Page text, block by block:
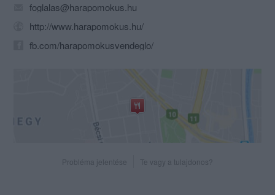
nagyi ebédre Kisangyalom?" És persze
mindig azt készítette el, amit szerettem
volna, és folyton, mindenben a
gondolatomat leste…
Jó pár évvel később, már felnőtt fejjel,
ezek az alkalmak jutottak az eszembe,
amikor megnyitottuk a Harapó Mókus
vendéglőt.
Szerettem volna egy olyan éttermet,
gyermekkoromban, de ugyanazzal a
foglalas@harapomokus.hu
http://www.harapomokus.hu/
fb.com/harapomokusvendeglo/
Probléma jelentése Te vagy a tulajdonos?